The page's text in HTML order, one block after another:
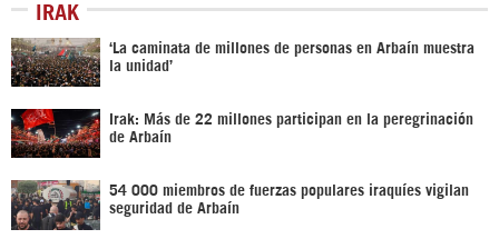
IRAK
‘La caminata de millones de personas en Arbaín muestra
la unidad’
Irak: Más de 22 millones participan en la peregrinación
de Arbaín
54 000 miembros de fuerzas populares iraquíes vigilan
seguridad de Arbaín